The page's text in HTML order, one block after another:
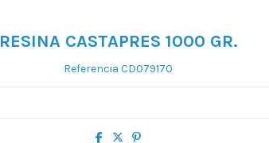
RESINA CASTAPRES 1000 GR.
Referencia CD079170